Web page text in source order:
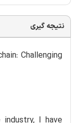
نتیجه گیری
Challenging
I have